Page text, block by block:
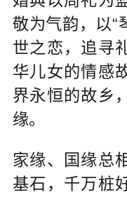
敬为气韵，以“
世之恋，追寻
华儿女的情感
界永恒的故乡
缘。
家缘、国缘总
基石，千万桩